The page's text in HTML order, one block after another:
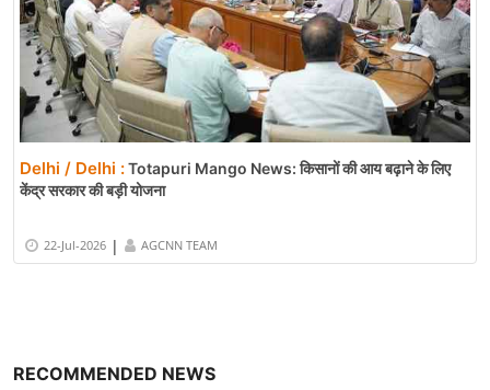
RECOMMENDED NEWS
Delhi / Delhi :Totapuri Mango News: किसानों की आय बढ़ाने के लिए
केंद्र सरकार की बड़ी योजना
22-Jul-2026 | AGCNN TEAM